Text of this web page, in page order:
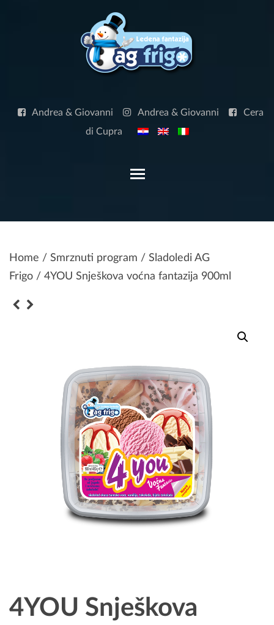
Andrea & Giovanni Andrea & Giovanni Cera
di Cupra
Home / Smrznuti program / Sladoledi AG
Frigo / 4YOU Snješkova voćna fantazija 900ml
4YOU Snješkova